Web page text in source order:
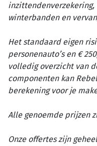
winterbanden en
Het standaard eigen
personenauto’s en €
volledig overzicht van
componenten kan
berekening voor je
Alle genoemde prijzen
Onze offertes zijn